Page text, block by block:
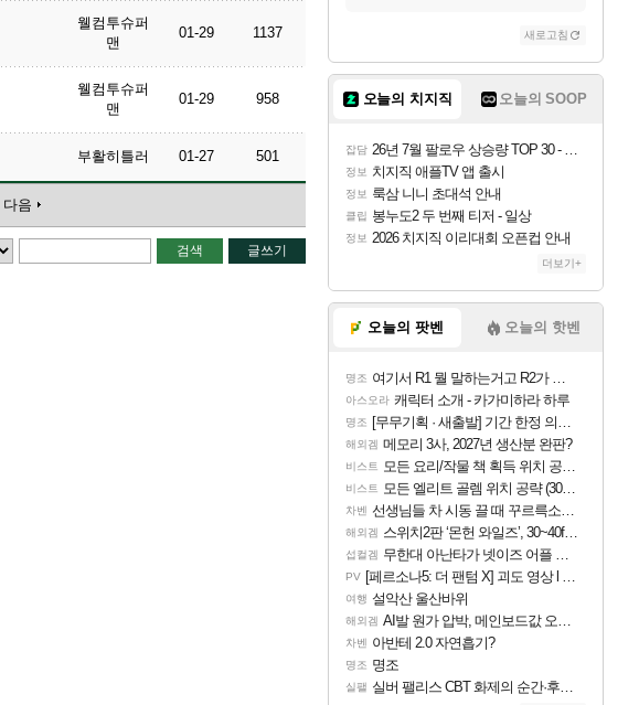
웰컴투슈퍼
맨
01-29 1137
웰컴투슈퍼
맨
01-29 958
부활히틀러 01-27 501
다음
검색 글쓰기
새로고침
오늘의 치지직 오늘의 SOOP
잡담 26년 7월 팔로우 상승량 TOP 30 - 월간 치지직
정보 치지직 애플TV 앱 출시
정보 룩삼 니니 초대석 안내
클립 봉누도2 두 번째 티저 - 일상
정보 2026 치지직 이리대회 오픈컵 안내
더보기+
오늘의 팟벤 오늘의 핫벤
명조 여기서 R1 뭘 말하는거고 R2가 뭘말하는걸까요?
아스오라 캐릭터 소개 - 카가미하라 하루
명조 [무무기획 · 새출발] 기간 한정 의뢰 이벤트
해외겜 메모리 3사, 2027년 생산분 완판?
비스트 모든 요리/작물 책 획득 위치 공략 (36개) - 미식가 도전과제
비스트 모든 엘리트 골렘 위치 공략 (30개) - 방랑 결투가
차벤 선생님들 차 시동 끌 때 꾸르륵소리나는데
해외겜 스위치2판 ‘몬헌 와일즈’, 30~40fps 목표 추정
섭컬겜 무한대 아난타가 넷이즈 어플 달력에 일정 등록
PV [페르소나5: 더 팬텀 X] 괴도 영상 l 타카마키 안·댄싱 스타
여행 설악산 울산바위
해외겜 AI발 원가 압박, 메인보드값 오르나
차벤 아반테 2.0 자연흡기?
명조 명조
실팰 실버 팰리스 CBT 화제의 순간·후기 모음